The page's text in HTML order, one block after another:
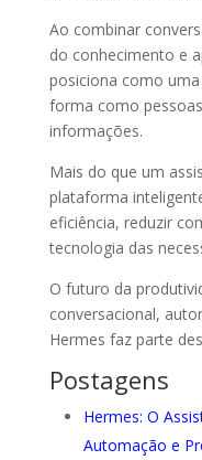
Ao combinar
do conhecimento e
posiciona como
forma como
informações.
Mais do que um
plataforma
eficiência, reduzir
tecnologia das
O futuro da
conversacional,
Hermes faz parte
Postagens
Hermes: O
Automação e